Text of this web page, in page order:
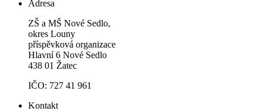
Adresa
ZŠ a MŠ Nové Sedlo,
okres Louny
příspěvková organizace
Hlavní 6 Nové Sedlo
438 01 Žatec
IČO: 727 41 961
Kontakt